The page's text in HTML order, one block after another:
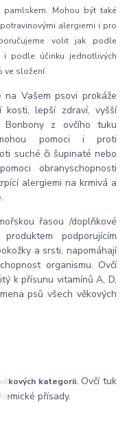
Mohou být také
alergiemi i pro
volit jak podle
i podle účinku jednotlivých
ve složení.
na Vašem psovi prokáže
kosti, lepší zdraví, vyšší
z ovčího tuku
pomoci i proti
suché či šupinaté nebo
obranyschopnosti
alergiemi na krmivá a
řasou /doplňkové
podporujícím
a srsti, napomáhají
organismu. Ovčí
k přísunu vitamínů A, D,
psů všech věkových
kategorii. Ovčí tuk
přísady.